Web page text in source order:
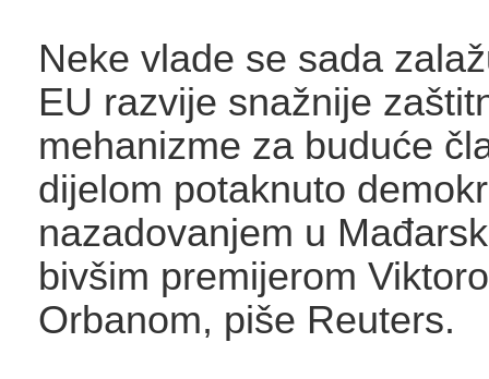
Neke vlade se sada
EU razvije snažnije
mehanizme za buduće
dijelom potaknuto
nazadovanjem u
bivšim premijerom
Orbanom, piše Reuters.